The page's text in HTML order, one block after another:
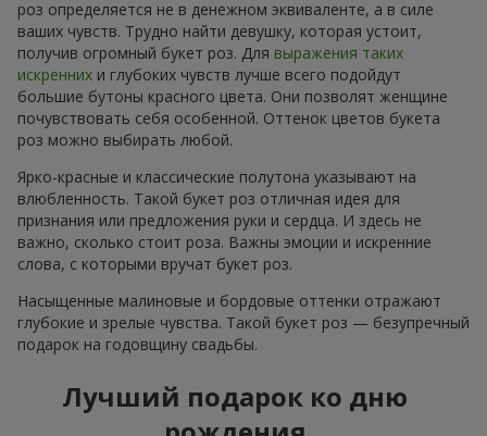
роз определяется не в денежном эквиваленте, а в силе
ваших чувств. Трудно найти девушку, которая устоит,
получив огромный букет роз. Для выражения таких
искренних и глубоких чувств лучше всего подойдут
большие бутоны красного цвета. Они позволят женщине
почувствовать себя особенной. Оттенок цветов букета
роз можно выбирать любой.
Ярко-красные и классические полутона указывают на
влюбленность. Такой букет роз отличная идея для
признания или предложения руки и сердца. И здесь не
важно, сколько стоит роза. Важны эмоции и искренние
слова, с которыми вручат букет роз.
Насыщенные малиновые и бордовые оттенки отражают
глубокие и зрелые чувства. Такой букет роз — безупречный
подарок на годовщину свадьбы.
Лучший подарок ко дню